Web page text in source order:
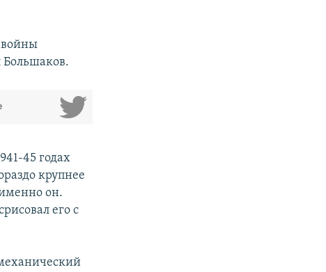
войны
45 годах
крупнее
он.
его с